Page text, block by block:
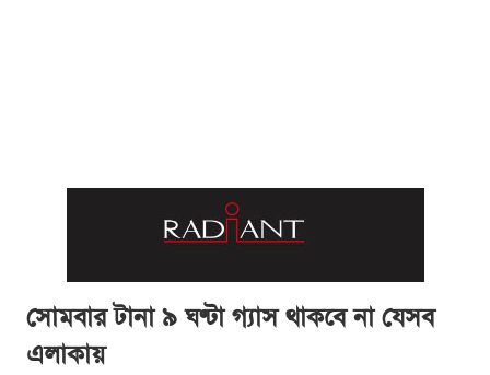
সোমবার টানা ৯ ঘণ্টা গ্যাস থাকবে না যেসব
এলাকায়